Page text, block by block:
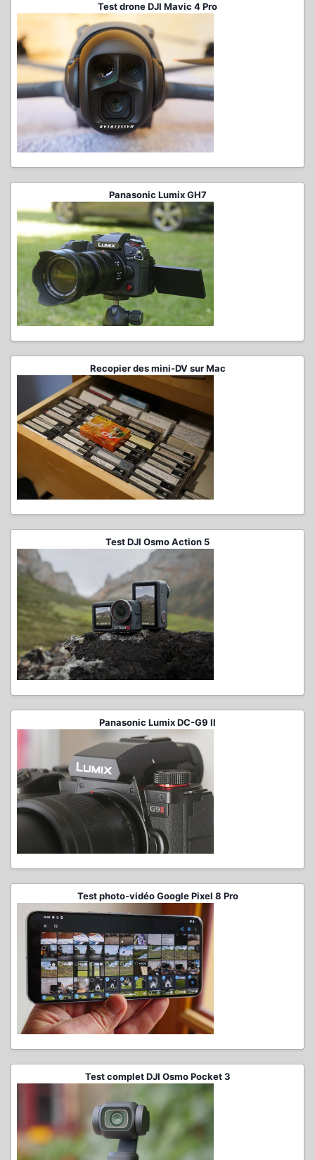
Test drone DJI Mavic 4 Pro
Panasonic Lumix GH7
Recopier des mini-DV sur Mac
Test DJI Osmo Action 5
Panasonic Lumix DC-G9 II
Test photo-vidéo Google Pixel 8 Pro
Test complet DJI Osmo Pocket 3